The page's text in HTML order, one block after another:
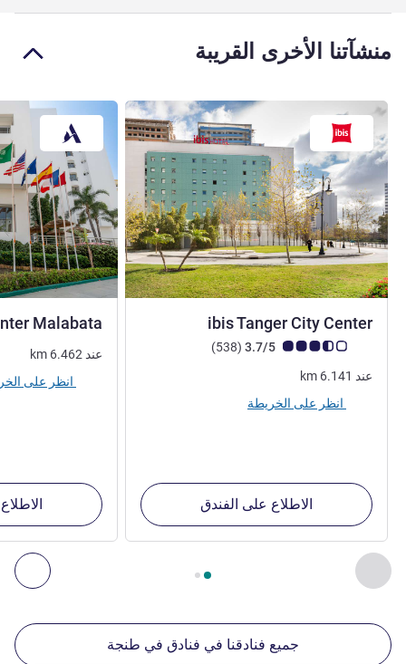
منشآتنا الأخرى القريبة
السابق - منشآتنا الأخرى القريبة
الصفحة
ibis Tanger City Center
ملاحظة أراء العملاء (رأي ALL) (538 أراء)
عند
km 6.141
الاطلاع على الفندق
Malabata
عند km 6.462
جميع فنادقنا في فنادق في طنجة